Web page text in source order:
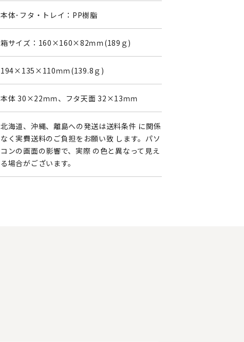
本体･フタ・トレイ：PP樹脂
箱サイズ：160×160×82ｍｍ(189ｇ)
194×135×110ｍｍ(139.8ｇ)
本体 30×22ｍｍ、フタ天面 32×13ｍｍ
北海道、沖縄、離島への発送は送料条件 に関係
なく実費送料のご負担をお願い致 します。パソ
コンの画面の影響で、実際 の色と異なって見え
る場合がございます。